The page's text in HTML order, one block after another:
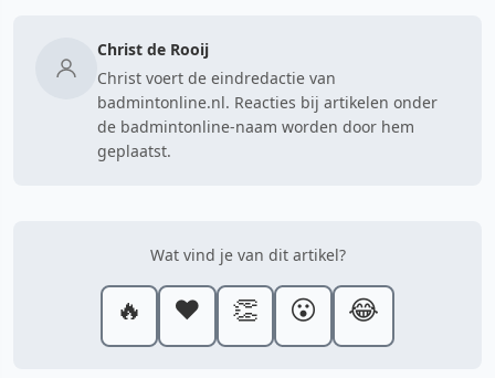
Christ de Rooij
Christ voert de eindredactie van
badmintonline.nl. Reacties bij artikelen onder
de badmintonline-naam worden door hem
geplaatst.
Wat vind je van dit artikel?
🔥 ❤️ 👏 😮 😂